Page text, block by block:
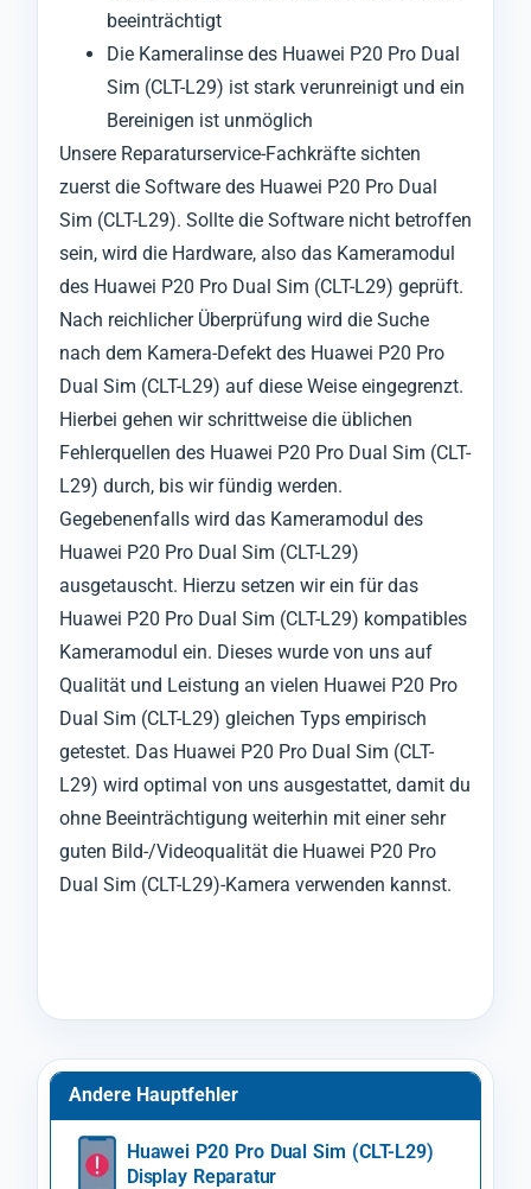
beeinträchtigt
Die Kameralinse des Huawei P20 Pro Dual
Sim (CLT-L29) ist stark verunreinigt und ein
Bereinigen ist unmöglich
Unsere Reparaturservice-Fachkräfte sichten
zuerst die Software des Huawei P20 Pro Dual
Sim (CLT-L29). Sollte die Software nicht betroffen
sein, wird die Hardware, also das Kameramodul
des Huawei P20 Pro Dual Sim (CLT-L29) geprüft.
Nach reichlicher Überprüfung wird die Suche
nach dem Kamera-Defekt des Huawei P20 Pro
Dual Sim (CLT-L29) auf diese Weise eingegrenzt.
Hierbei gehen wir schrittweise die üblichen
Fehlerquellen des Huawei P20 Pro Dual Sim (CLT-
L29) durch, bis wir fündig werden.
Gegebenenfalls wird das Kameramodul des
Huawei P20 Pro Dual Sim (CLT-L29)
ausgetauscht. Hierzu setzen wir ein für das
Huawei P20 Pro Dual Sim (CLT-L29) kompatibles
Kameramodul ein. Dieses wurde von uns auf
Qualität und Leistung an vielen Huawei P20 Pro
Dual Sim (CLT-L29) gleichen Typs empirisch
getestet. Das Huawei P20 Pro Dual Sim (CLT-
L29) wird optimal von uns ausgestattet, damit du
ohne Beeinträchtigung weiterhin mit einer sehr
guten Bild-/Videoqualität die Huawei P20 Pro
Dual Sim (CLT-L29)-Kamera verwenden kannst.
Andere Hauptfehler
Huawei P20 Pro Dual Sim (CLT-L29)
Display Reparatur